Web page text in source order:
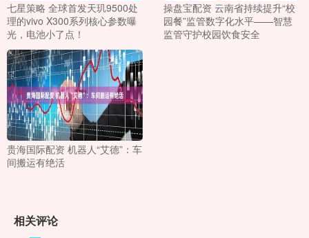
七星策略 全球首发天玑9500处
理的vivo X300系列核心参数曝
光，电池小了点！
操盘宝配资 云南省持续提升“校
园餐”监管数字化水平——智慧
监管守护校园饮食安全
贵海国际配资 机器人“艾德”：车
间搬运有绝活
相关评论